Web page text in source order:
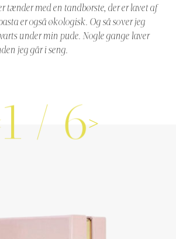
tænder med en tandbørste, der er lavet af
er også økologisk. Og så sover jeg
under min pude. Nogle gange laver
jeg går i seng.
1 / 6